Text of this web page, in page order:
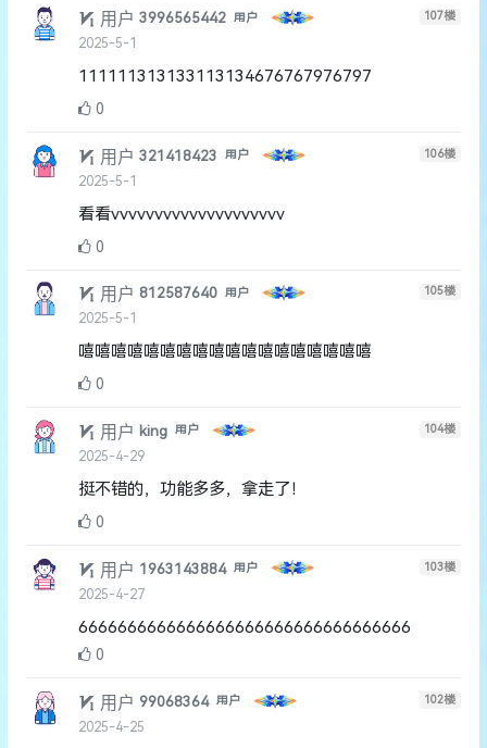
用户3996565442 用户
2025-5-1
107楼
111111313133113134676767976797
0
用户321418423 用户
2025-5-1
106楼
看看vvvvvvvvvvvvvvvvvvvv
0
用户 812587640 用户
2025-5-1
105楼
嘻嘻嘻嘻嘻嘻嘻嘻嘻嘻嘻嘻嘻嘻嘻嘻嘻嘻
0
用户 king 用户
2025-4-29
104楼
挺不错的，功能多多，拿走了！
0
用户 1963143884 用户
2025-4-27
103楼
6666666666666666666666666666666666
0
用户 99068364 用户
2025-4-25
102楼